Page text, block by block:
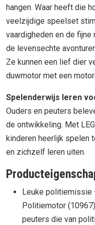
hangen. Waar heeft die
veelzijdige speelset
vaardigheden en de
de levensechte
Ze kunnen een lief dier
duwmotor met een
Spelenderwijs leren
Ouders en peuters
de ontwikkeling. Met
kinderen heerlijk spelen
en zichzelf leren uiten.
Leuke politiemissie
Politiemotor
peuters die van